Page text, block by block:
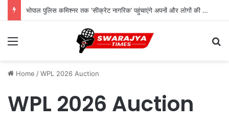
भोपाल पुलिस कमिश्नर तक ‘सीक्रेट नागरिक’ पहुंचाएंगे अपनों और लोगों की शिकायत
Menu
Home /WPL 2026 Auction
WPL 2026 Auction